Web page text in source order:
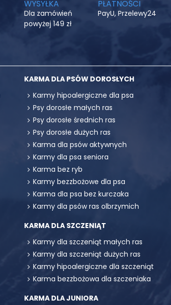
WYSYŁKA
Dla zamówień
powyżej 149 zł
PŁATNOŚCI
PayU, Przelewy24
KARMA DLA PSÓW DOROSŁYCH
Karmy hipoalergiczne dla psa
Psy dorosłe małych ras
Psy dorosłe średnich ras
Psy dorosłe dużych ras
Karma dla psów aktywnych
Karmy dla psa seniora
Karma bez ryb
Karmy bezzbożowe dla psa
Karma dla psa bez kurczaka
Karmy dla psów ras olbrzymich
KARMA DLA SZCZENIĄT
Karmy dla szczeniąt małych ras
Karmy dla szczeniąt dużych ras
Karmy hipoalergiczne dla szczeniąt
Karma bezzbożowa dla szczeniaka
KARMA DLA JUNIORA